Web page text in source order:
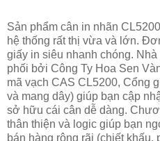
Sản phẩm cân in nhãn
hệ thống rất thị vừa và lớn.
giấy in siêu nhanh chóng.
phối bởi Công Ty Hoa Sen
mã vạch CAS CL5200, Cổng
và mang dây) giúp bạn cập
sở hữu cái cân dễ dàng.
thân thiện và logic giúp bạn
bán hàng rộng rãi (chiết